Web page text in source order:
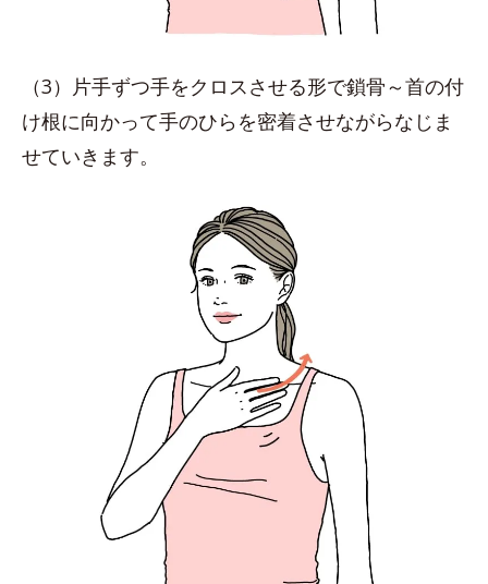
（3）片手ずつ手をクロスさせる形で鎖骨～首の付
け根に向かって手のひらを密着させながらなじま
せていきます。